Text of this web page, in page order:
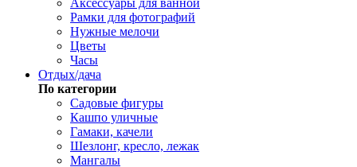
Аксессуары для ванной
Рамки для фотографий
Нужные мелочи
Цветы
Часы
Отдых/дача
По категории
Садовые фигуры
Кашпо уличные
Гамаки, качели
Шезлонг, кресло, лежак
Мангалы